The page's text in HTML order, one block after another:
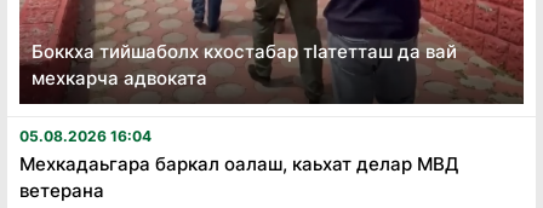
Боккха тийшаболх кхостабар тӏатетташ да вай
мехкарча адвоката
05.08.2026 16:04
Мехкадаьгара баркал оалаш, каьхат делар МВД
ветерана